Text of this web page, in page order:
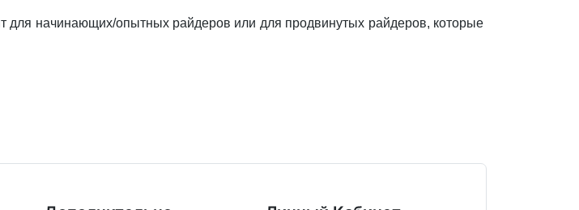
для начинающих/опытных райдеров или для продвинутых райдеров, которые